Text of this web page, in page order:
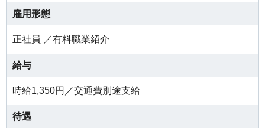
雇用形態
正社員 ／有料職業紹介
給与
時給1,350円／交通費別途支給
待遇